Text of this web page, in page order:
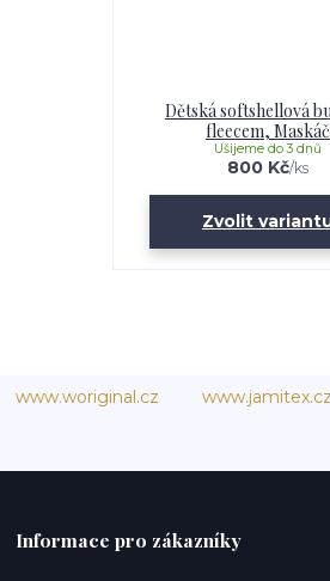
Dětská softshellová
fleecem, Maskáč
800 Kč/ks
Ušijeme do 3 dnů
Zvolit
www.woriginal.cz www.jamitex.cz
Informace pro zákazníky